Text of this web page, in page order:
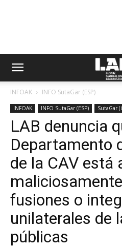
INFOAK INFO SutaGar (ESP)
INFOAK INFO SutaGar (ESP) SutaGar
LAB denuncia
Departamento
de la CAV está
fusiones o
unilaterales de
públicas